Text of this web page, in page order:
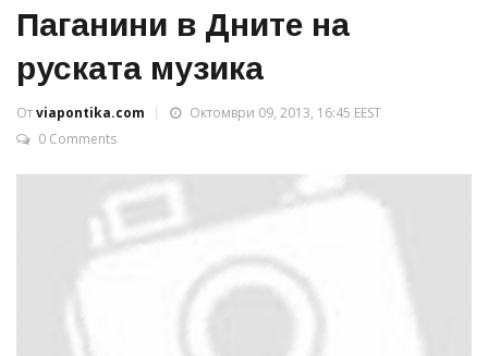
Паганини в Дните на
руската музика
Отviapontika.com
Октомври 09, 2013, 16:45 EEST
0 Comments